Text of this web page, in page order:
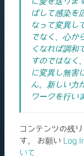
ばして感染を
なって変異し
でなく、心か
くなれば調和
すのではなく
に変異し無害
ん。新しい力
ワークを行い
コンテンツの残
す。 お願い Log
いて